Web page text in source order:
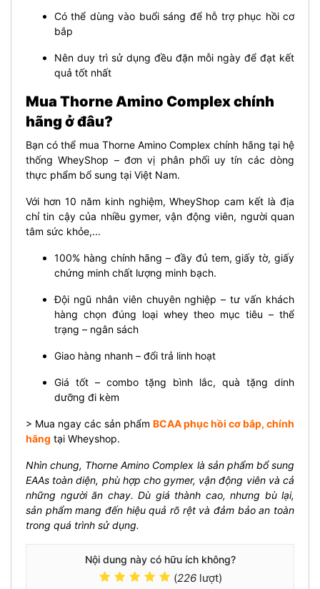
Có thể dùng vào buổi sáng để hỗ trợ phục hồi cơ
bắp
Nên duy trì sử dụng đều đặn mỗi ngày để đạt kết
quả tốt nhất
Mua Thorne Amino Complex chính
hãng ở đâu?
Bạn có thể mua Thorne Amino Complex chính hãng tại hệ
thống WheyShop – đơn vị phân phối uy tín các dòng
thực phẩm bổ sung tại Việt Nam.
Với hơn 10 năm kinh nghiệm, WheyShop cam kết là địa
chỉ tin cậy của nhiều gymer, vận động viên, người quan
tâm sức khỏe,...
100% hàng chính hãng – đầy đủ tem, giấy tờ, giấy
chứng minh chất lượng minh bạch.
Đội ngũ nhân viên chuyên nghiệp – tư vấn khách
hàng chọn đúng loại whey theo mục tiêu – thể
trạng – ngân sách
Giao hàng nhanh – đổi trả linh hoạt
Giá tốt – combo tặng bình lắc, quà tặng dinh
dưỡng đi kèm
> Mua ngay các sản phẩm BCAA phục hồi cơ bắp, chính
hãng tại Wheyshop.
Nhìn chung, Thorne Amino Complex là sản phẩm bổ sung
EAAs toàn diện, phù hợp cho gymer, vận động viên và cả
những người ăn chay. Dù giá thành cao, nhưng bù lại,
sản phẩm mang đến hiệu quả rõ rệt và đảm bảo an toàn
trong quá trình sử dụng.
Nội dung này có hữu ích không?
(226lượt)